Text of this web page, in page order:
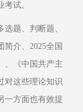
试。
题、判断题、
介、2025全国
、《中国共产主
对这些理论知识
一方面也有效提